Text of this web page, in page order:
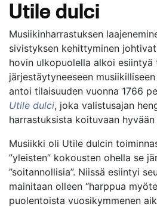
Utile dulci
Musiikinharrastuksen
sivistyksen kehittyminen
hovin ulkopuolella alkoi esiintyä
järjestäytyneeseen
antoi tilaisuuden vuonna 1766
Utile dulci, joka valistusajan
harrastuksista koituvaan
Musiikki oli Utile dulcin
”yleisten” kokousten ohella se
”soitannollisia”. Niissä esiintyi
mainitaan olleen “harppua
puolentoista vuosikymmenen